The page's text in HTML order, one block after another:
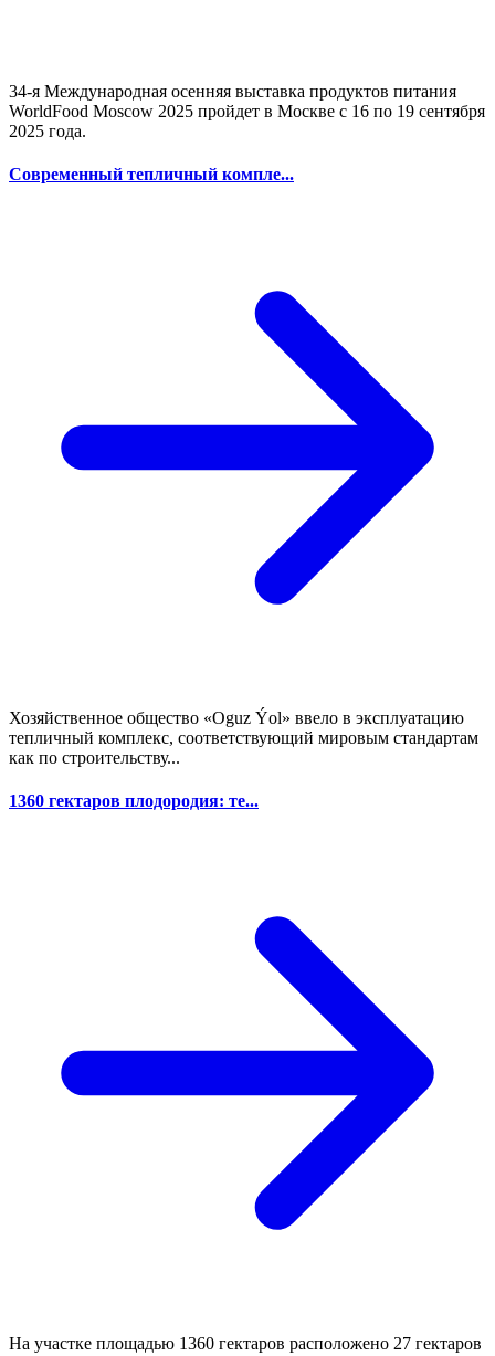
34-я Международная осенняя выставка продуктов питания
WorldFood Moscow 2025 пройдет в Москве с 16 по 19 сентября
2025 года.
Современный тепличный компле...
Хозяйственное общество «Oguz Ýol» ввело в эксплуатацию
тепличный комплекс, соответствующий мировым стандартам
как по строительству...
1360 гектаров плодородия: те...
На участке площадью 1360 гектаров расположено 27 гектаров